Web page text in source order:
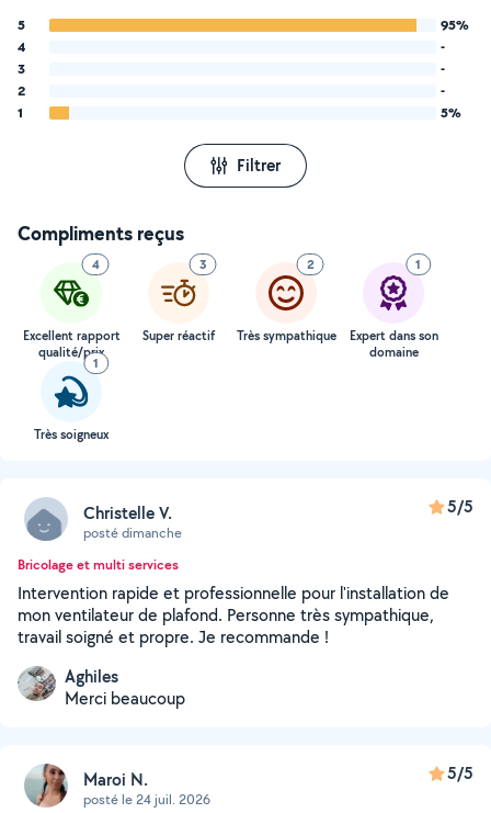
5
95%
4
-
3
-
2
-
1
5%
Filtrer
Compliments reçus
4
Excellent rapport
qualité/prix
3
Super réactif
2
Très sympathique
1
Expert dans son
domaine
1
Très soigneux
Christelle V.
posté dimanche
5/5
Bricolage et multi services
Intervention rapide et professionnelle pour l'installation de
mon ventilateur de plafond. Personne très sympathique,
travail soigné et propre. Je recommande !
Aghiles
Merci beaucoup
Maroi N.
posté le 24 juil. 2026
5/5